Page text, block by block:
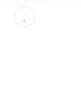
Cancún